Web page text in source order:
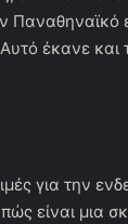
Παναθηναϊκό
έκανε
για την
είναι μια